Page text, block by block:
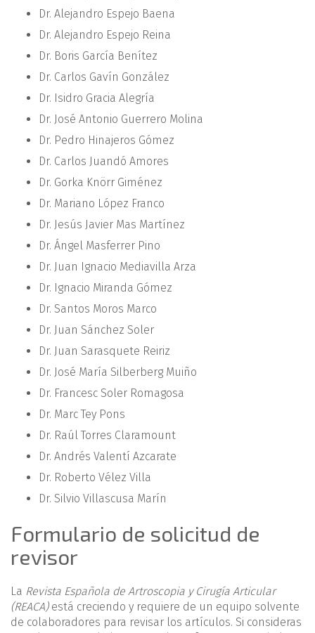
Dr. Alejandro Espejo Baena
Dr. Alejandro Espejo Reina
Dr. Boris García Benítez
Dr. Carlos Gavín González
Dr. Isidro Gracia Alegría
Dr. José Antonio Guerrero Molina
Dr. Pedro Hinajeros Gómez
Dr. Carlos Juandó Amores
Dr. Gorka Knörr Giménez
Dr. Mariano López Franco
Dr. Jesús Javier Mas Martínez
Dr. Ángel Masferrer Pino
Dr. Juan Ignacio Mediavilla Arza
Dr. Ignacio Miranda Gómez
Dr. Santos Moros Marco
Dr. Juan Sánchez Soler
Dr. Juan Sarasquete Reiriz
Dr. José María Silberberg Muiño
Dr. Francesc Soler Romagosa
Dr. Marc Tey Pons
Dr. Raúl Torres Claramount
Dr. Andrés Valentí Azcarate
Dr. Roberto Vélez Villa
Dr. Silvio Villascusa Marín
Formulario de solicitud de
revisor
La Revista Española de Artroscopia y Cirugía Articular
(REACA)está creciendo y requiere de un equipo solvente
de colaboradores para revisar los artículos. Si consideras